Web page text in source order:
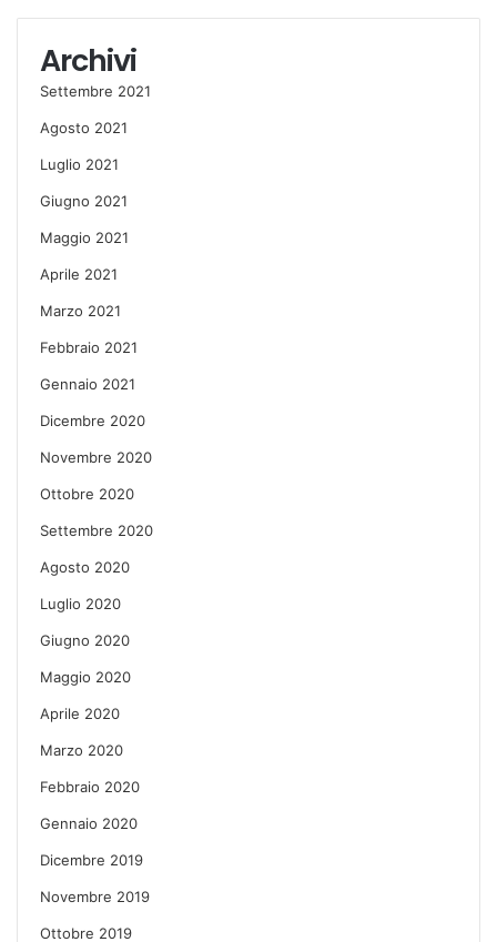
Archivi
Settembre 2021
Agosto 2021
Luglio 2021
Giugno 2021
Maggio 2021
Aprile 2021
Marzo 2021
Febbraio 2021
Gennaio 2021
Dicembre 2020
Novembre 2020
Ottobre 2020
Settembre 2020
Agosto 2020
Luglio 2020
Giugno 2020
Maggio 2020
Aprile 2020
Marzo 2020
Febbraio 2020
Gennaio 2020
Dicembre 2019
Novembre 2019
Ottobre 2019